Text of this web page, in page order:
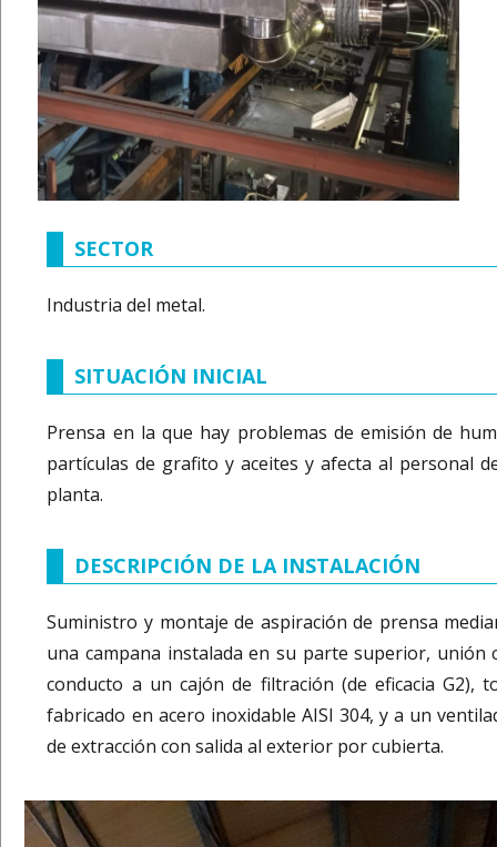
SECTOR
Industria del metal.
SITUACIÓN INICIAL
Prensa en la que hay problemas de emisión de
partículas de grafito y aceites y afecta al personal
planta.
DESCRIPCIÓN DE LA INSTALACIÓN
Suministro y montaje de aspiración de prensa
una campana instalada en su parte superior, unión
conducto a un cajón de filtración (de eficacia G2),
fabricado en acero inoxidable AISI 304, y a un
de extracción con salida al exterior por cubierta.